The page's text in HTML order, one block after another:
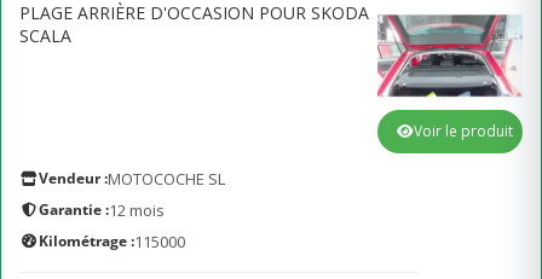
PLAGE ARRIÈRE D'OCCASION POUR SKODA
SCALA
Vendeur :MOTOCOCHE SL
Garantie :12 mois
Kilométrage :115000
Voir le produit